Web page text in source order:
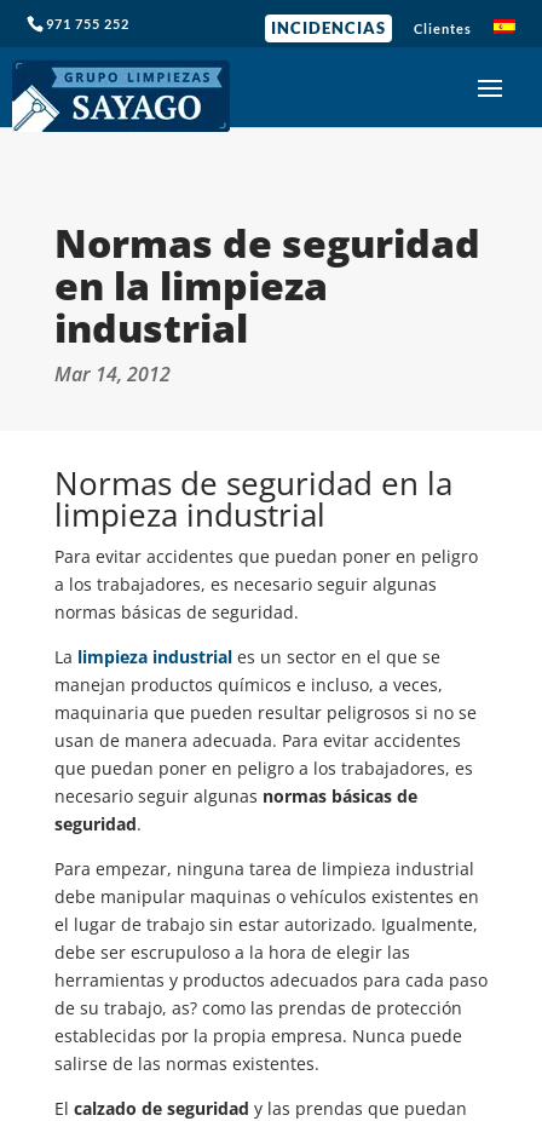
971 755 252 INCIDENCIAS Clientes
Normas de seguridad
en la limpieza
industrial
Mar 14, 2012
Normas de seguridad en la
limpieza industrial
Para evitar accidentes que puedan poner en peligro
a los trabajadores, es necesario seguir algunas
normas básicas de seguridad.
La limpieza industriales un sector en el que se
manejan productos químicos e incluso, a veces,
maquinaria que pueden resultar peligrosos si no se
usan de manera adecuada. Para evitar accidentes
que puedan poner en peligro a los trabajadores, es
necesario seguir algunas normas básicas de
seguridad.
Para empezar, ninguna tarea de limpieza industrial
debe manipular maquinas o vehículos existentes en
el lugar de trabajo sin estar autorizado. Igualmente,
debe ser escrupuloso a la hora de elegir las
herramientas y productos adecuados para cada paso
de su trabajo, as? comolas prendas de protección
establecidas por la propia empresa. Nunca puede
salirse de las normas existentes.
El calzado de seguridad y las prendas que puedan